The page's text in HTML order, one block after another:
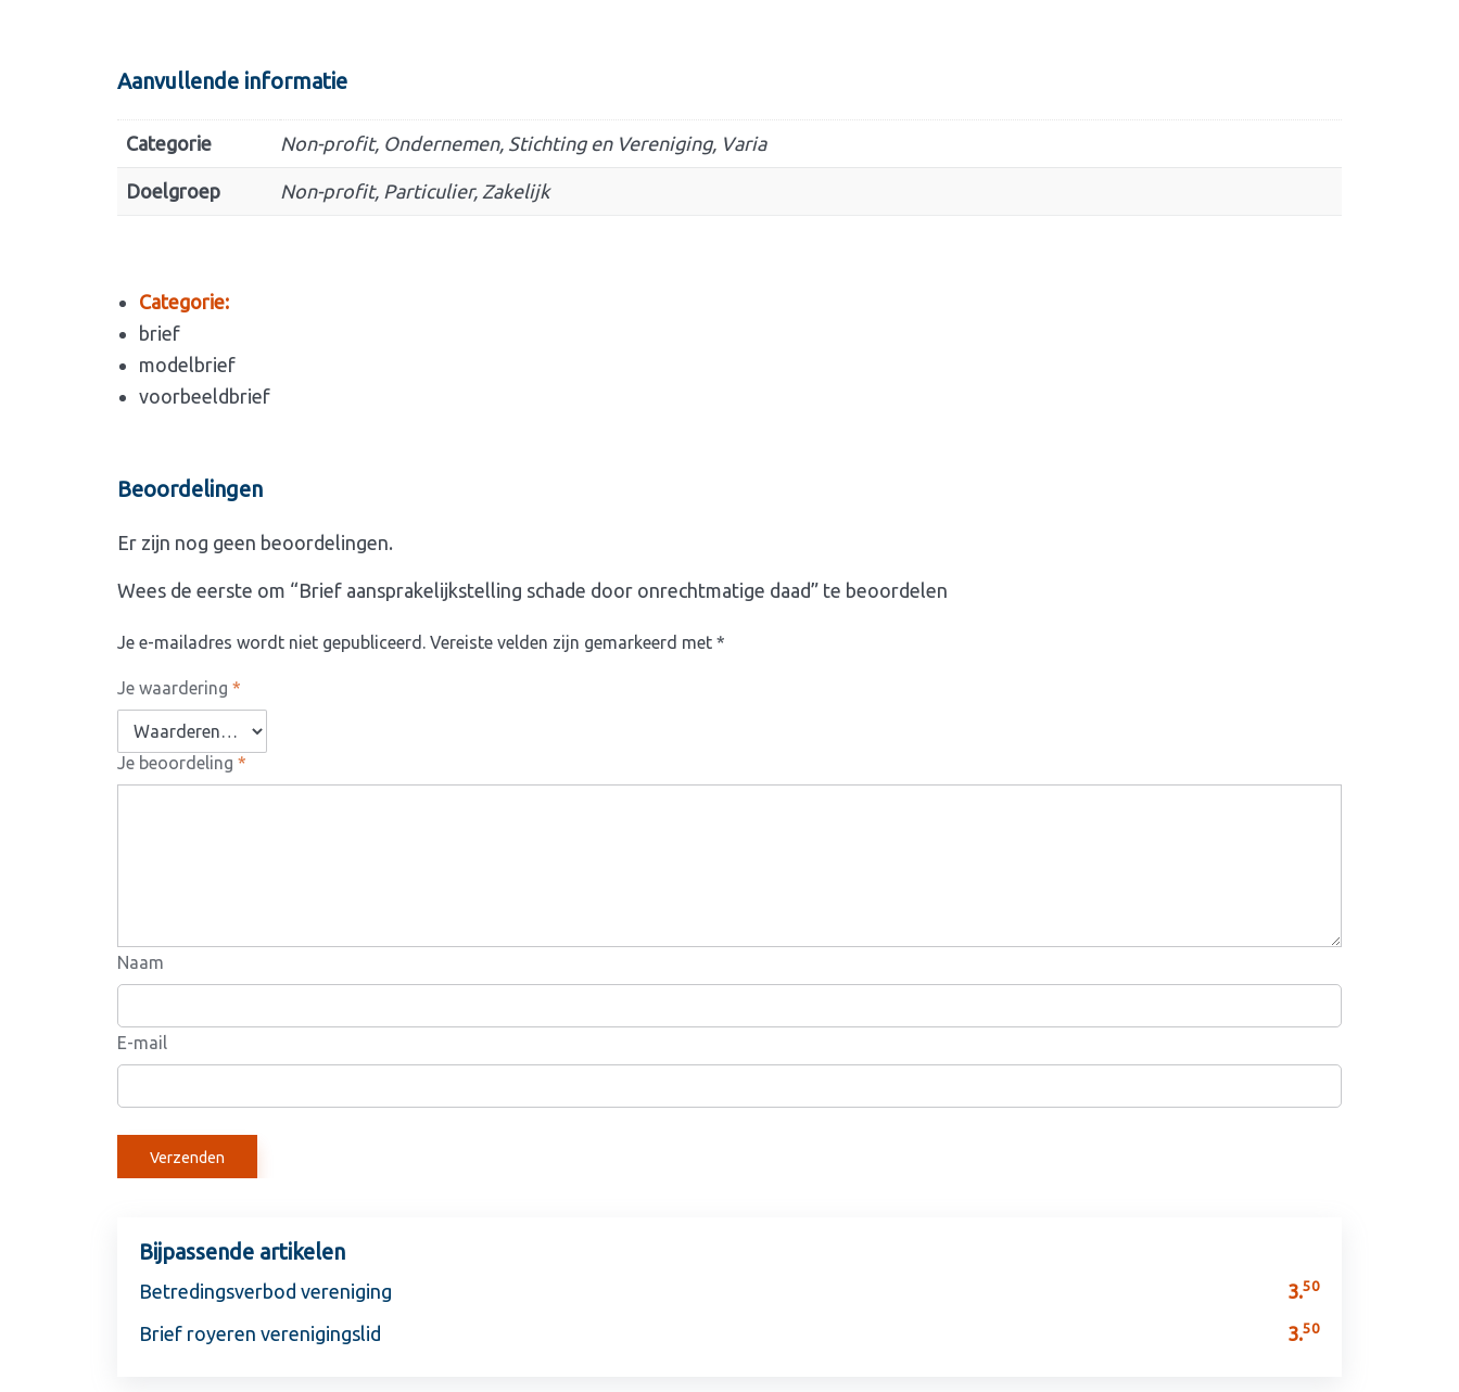
Aanvullende informatie
Categorie Non-profit, Ondernemen, Stichting en Vereniging, Varia
Doelgroep Non-profit, Particulier, Zakelijk
Categorie:
brief
modelbrief
voorbeeldbrief
Beoordelingen
Er zijn nog geen beoordelingen.
Wees de eerste om “Brief aansprakelijkstelling schade door onrechtmatige daad” te beoordelen
Je e-mailadres wordt niet gepubliceerd. Vereiste velden zijn gemarkeerd met *
Je waardering *
Je beoordeling *
Naam
E-mail
Bijpassende artikelen
Betredingsverbod vereniging 3.50
Brief royeren verenigingslid 3.50